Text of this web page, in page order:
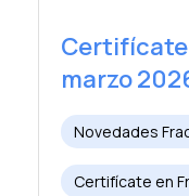
Certifícate
marzo
Novedades
Certifícate en